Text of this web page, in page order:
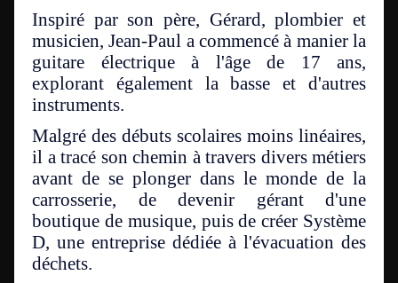
Inspiré par son père, Gérard, plombier et
musicien, Jean-Paul a commencé à manier la
guitare électrique à l'âge de 17 ans,
explorant également la basse et d'autres
instruments.
Malgré des débuts scolaires moins linéaires,
il a tracé son chemin à travers divers métiers
avant de se plonger dans le monde de la
carrosserie, de devenir gérant d'une
boutique de musique, puis de créer Système
D, une entreprise dédiée à l'évacuation des
déchets.